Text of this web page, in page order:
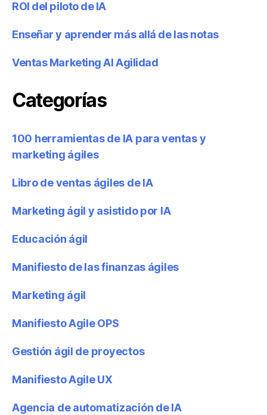
ROI del piloto de IA
Enseñar y aprender más allá de las notas
Ventas Marketing AI Agilidad
Categorías
100 herramientas de IA para ventas y
marketing ágiles
Libro de ventas ágiles de IA
Marketing ágil y asistido por IA
Educación ágil
Manifiesto de las finanzas ágiles
Marketing ágil
Manifiesto Agile OPS
Gestión ágil de proyectos
Manifiesto Agile UX
Agencia de automatización de IA